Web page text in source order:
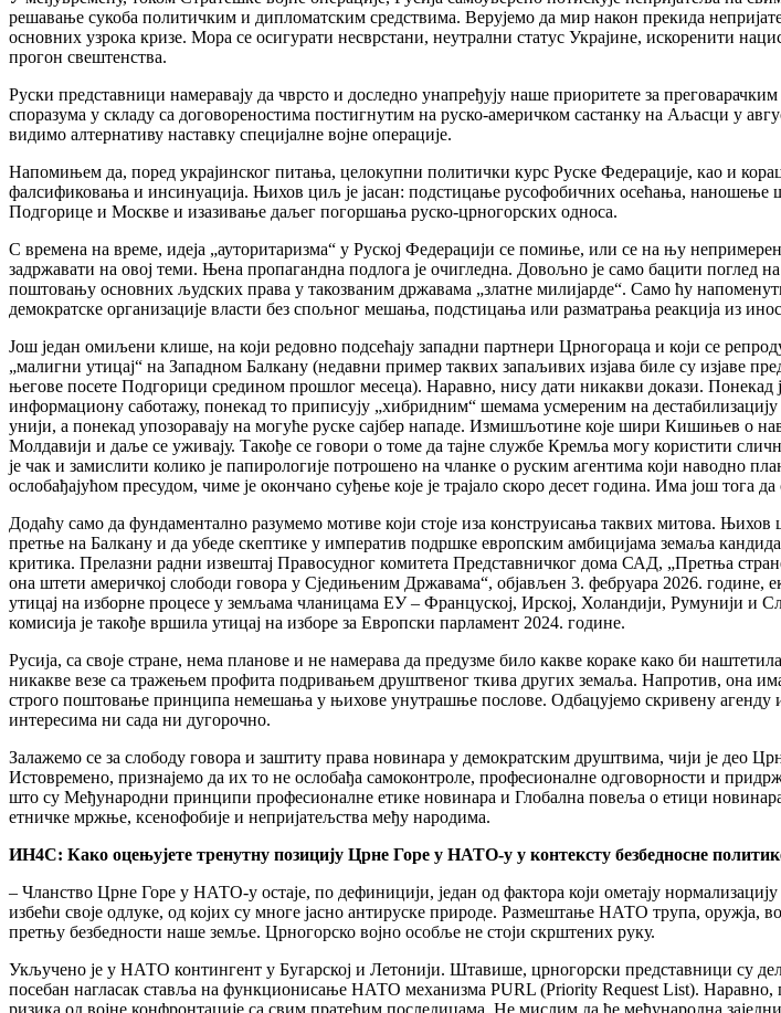
решавање сукоба политичким и дипломатским средствима. Верујемо да мир након прекида
основних узрока кризе. Мора се осигурати несврстани, неутрални статус Украјине, искоренити
прогон свештенства.
Руски представници намеравају да чврсто и доследно унапређују наше приоритете за
споразума у складу са договореностима постигнутим на руско-америчком састанку на Аљасци у
видимо алтернативу наставку специјалне војне операције.
Напомињем да, поред украјинског питања, целокупни политички курс Руске Федерације, као и
фалсификовања и инсинуација. Њихов циљ је јасан: подстицање русофобичних осећања, наношење
Подгорице и Москве и изазивање даљег погоршања руско-црногорских односа.
С времена на време, идеја „ауторитаризма“ у Руској Федерацији се помиње, или се на њу
задржавати на овој теми. Њена пропагандна подлога је очигледна. Довољно је само бацити поглед
поштовању основних људских права у такозваним државама „златне милијарде“. Само ћу
демократске организације власти без спољног мешања, подстицања или разматрања реакција из
Још један омиљени клише, на који редовно подсећају западни партнери Црногораца и који се
„малигни утицај“ на Западном Балкану (недавни пример таквих запаљивих изјава биле су изјаве
његове посете Подгорици средином прошлог месеца). Наравно, нису дати никакви докази.
информациону саботажу, понекад то приписују „хибридним“ шемама усмереним на
унији, а понекад упозоравају на могуће руске сајбер нападе. Измишљотине које шири Кишињев о
Молдавији и даље се уживају. Такође се говори о томе да тајне службе Кремља могу користити
је чак и замислити колико је папирологије потрошено на чланке о руским агентима који наводно
ослобађајућом пресудом, чиме је окончано суђење које је трајало скоро десет година. Има још
Додаћу само да фундаментално разумемо мотиве који стоје иза конструисања таквих митова.
претње на Балкану и да убеде скептике у императив подршке европским амбицијама земаља
критика. Прелазни радни извештај Правосудног комитета Представничког дома САД, „Претња
она штети америчкој слободи говора у Сједињеним Државама“, објављен 3. фебруара 2026. године,
утицај на изборне процесе у земљама чланицама ЕУ – Француској, Ирској, Холандији, Румунији и
комисија је такође вршила утицај на изборе за Европски парламент 2024. године.
Русија, са своје стране, нема планове и не намерава да предузме било какве кораке како би
никакве везе са тражењем профита подривањем друштвеног ткива других земаља. Напротив, она
строго поштовање принципа немешања у њихове унутрашње послове. Одбацујемо скривену агенду
интересима ни сада ни дугорочно.
Залажемо се за слободу говора и заштиту права новинара у демократским друштвима, чији је део
Истовремено, признајемо да их то не ослобађа самоконтроле, професионалне одговорности и
што су Међународни принципи професионалне етике новинара и Глобална повеља о етици
етничке мржње, ксенофобије и непријатељства међу народима.
ИН4С: Како оцењујете тренутну позицију Црне Горе у НАТО-у у контексту безбедносне
– Чланство Црне Горе у НАТО-у остаје, по дефиницији, један од фактора који ометају
избећи своје одлуке, од којих су многе јасно антируске природе. Размештање НАТО трупа,
претњу безбедности наше земље. Црногорско војно особље не стоји скрштених руку.
Укључено је у НАТО контингент у Бугарској и Летонији. Штавише, црногорски представници су
посебан нагласак ставља на функционисање НАТО механизма PURL (Priority Request List). Наравно,
ризика од војне конфронтације са свим пратећим последицама. Не мислим да ће међународна